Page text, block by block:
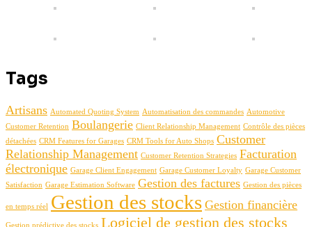
Tags
Artisans Automated Quoting System Automatisation des commandes Automotive
Customer Retention Boulangerie Client Relationship Management Contrôle des pièces
détachées CRM Features for Garages CRM Tools for Auto Shops Customer
Relationship Management Customer Retention Strategies Facturation
électronique Garage Client Engagement Garage Customer Loyalty Garage Customer
Satisfaction Garage Estimation Software Gestion des factures Gestion des pièces
en temps réel Gestion des stocks Gestion financière
Gestion prédictive des stocks Logiciel de gestion des stocks